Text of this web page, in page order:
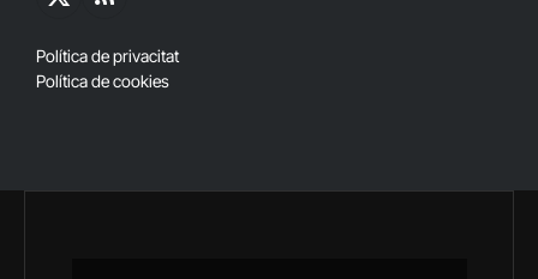
X
RSS
Política de privacitat
Política de cookies